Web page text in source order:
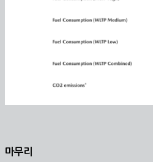
마무리